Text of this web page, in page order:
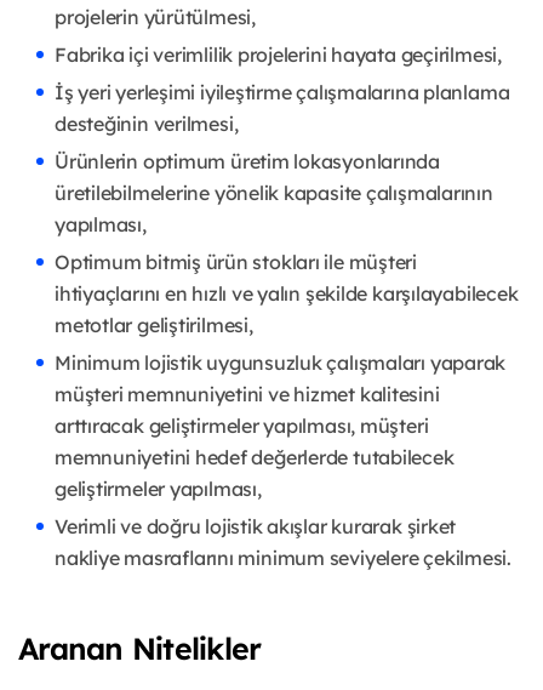
projelerin yürütülmesi,
Fabrika içi verimlilik projelerini hayata geçirilmesi,
İş yeri yerleşimi iyileştirme çalışmalarına planlama
desteğinin verilmesi,
Ürünlerin optimum üretim lokasyonlarında
üretilebilmelerine yönelik kapasite çalışmalarının
yapılması,
Optimum bitmiş ürün stokları ile müşteri
ihtiyaçlarını en hızlı ve yalın şekilde karşılayabilecek
metotlar geliştirilmesi,
Minimum lojistik uygunsuzluk çalışmaları yaparak
müşteri memnuniyetini ve hizmet kalitesini
arttıracak geliştirmeler yapılması, müşteri
memnuniyetini hedef değerlerde tutabilecek
geliştirmeler yapılması,
Verimli ve doğru lojistik akışlar kurarak şirket
nakliye masraflarını minimum seviyelere çekilmesi.
Aranan Nitelikler